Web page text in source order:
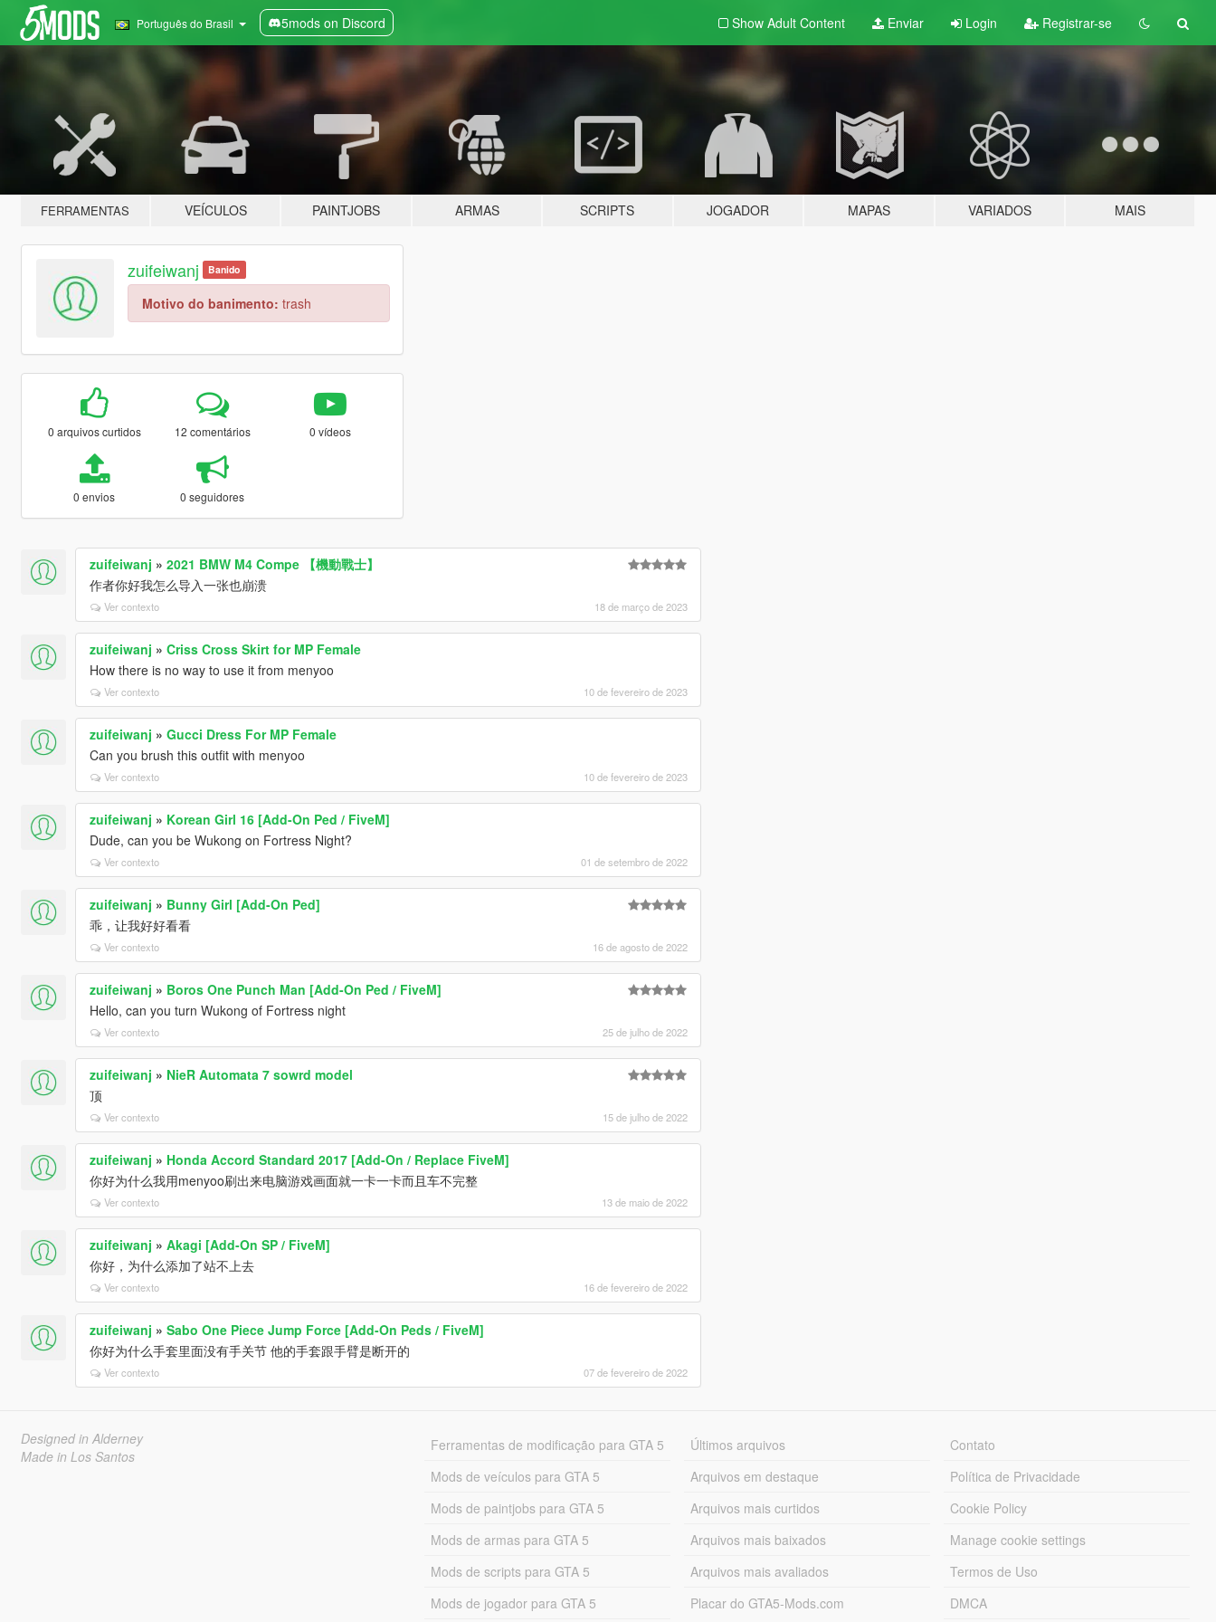
Português do Brasil 5mods on Discord Show Adult Content Enviar Login Registrar-se
FERRAMENTAS VEÍCULOS PAINTJOBS ARMAS SCRIPTS JOGADOR MAPAS VARIADOS MAIS
zuifeiwanj Banido
Motivo do banimento: trash
0 arquivos curtidos 12 comentários 0 vídeos
0 envios 0 seguidores
zuifeiwanj » 2021 BMW M4 Compe 【機動戰士】
作者你好我怎么导入一张也崩溃
Ver contexto 18 de março de 2023
zuifeiwanj » Criss Cross Skirt for MP Female
How there is no way to use it from menyoo
Ver contexto 10 de fevereiro de 2023
zuifeiwanj » Gucci Dress For MP Female
Can you brush this outfit with menyoo
Ver contexto 10 de fevereiro de 2023
zuifeiwanj » Korean Girl 16 [Add-On Ped / FiveM]
Dude, can you be Wukong on Fortress Night?
Ver contexto 01 de setembro de 2022
zuifeiwanj » Bunny Girl [Add-On Ped]
乖，让我好好看看
Ver contexto 16 de agosto de 2022
zuifeiwanj » Boros One Punch Man [Add-On Ped / FiveM]
Hello, can you turn Wukong of Fortress night
Ver contexto 25 de julho de 2022
zuifeiwanj » NieR Automata 7 sowrd model
顶
Ver contexto 15 de julho de 2022
zuifeiwanj » Honda Accord Standard 2017 [Add-On / Replace FiveM]
你好为什么我用menyoo刷出来电脑游戏画面就一卡一卡而且车不完整
Ver contexto 13 de maio de 2022
zuifeiwanj » Akagi [Add-On SP / FiveM]
你好，为什么添加了站不上去
Ver contexto 16 de fevereiro de 2022
zuifeiwanj » Sabo One Piece Jump Force [Add-On Peds / FiveM]
你好为什么手套里面没有手关节 他的手套跟手臂是断开的
Ver contexto 07 de fevereiro de 2022
Designed in Alderney
Made in Los Santos
Ferramentas de modificação para GTA 5
Mods de veículos para GTA 5
Mods de paintjobs para GTA 5
Mods de armas para GTA 5
Mods de scripts para GTA 5
Mods de jogador para GTA 5
Últimos arquivos
Arquivos em destaque
Arquivos mais curtidos
Arquivos mais baixados
Arquivos mais avaliados
Placar do GTA5-Mods.com
Contato
Política de Privacidade
Cookie Policy
Manage cookie settings
Termos de Uso
DMCA